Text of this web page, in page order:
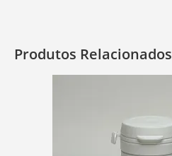
Produtos Relacionados